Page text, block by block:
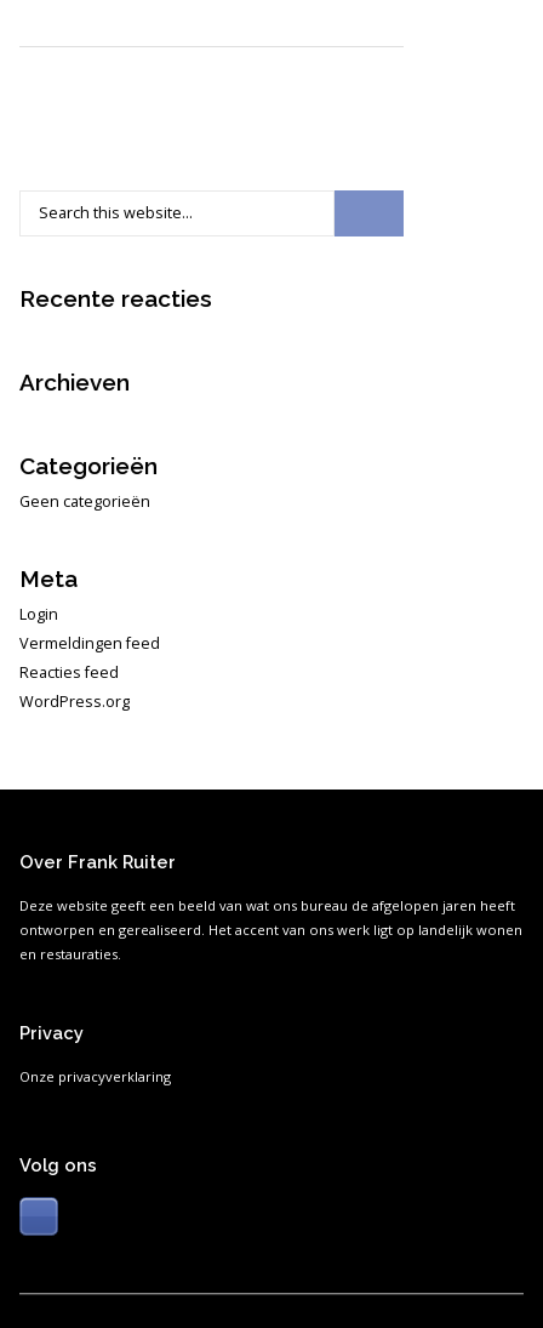
Recente reacties
Archieven
Categorieën
Geen categorieën
Meta
Login
Vermeldingen feed
Reacties feed
WordPress.org
Over Frank Ruiter
Deze website geeft een beeld van wat ons bureau de afgelopen jaren heeft
ontworpen en gerealiseerd. Het accent van ons werk ligt op landelijk wonen
en restauraties.
Privacy
Onze privacyverklaring
Volg ons